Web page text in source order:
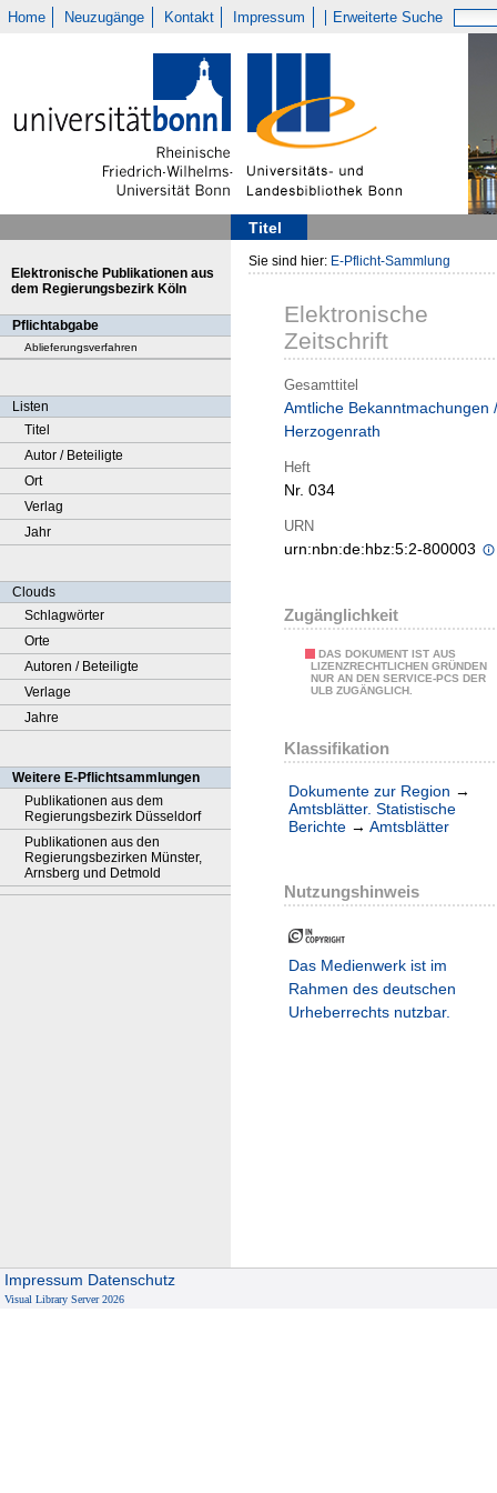
Home Neuzugänge Kontakt Impressum Erweiterte Suche
Titel
Elektronische Publikationen aus
dem Regierungsbezirk Köln
Pflichtabgabe
Ablieferungsverfahren
Listen
Titel
Autor / Beteiligte
Ort
Verlag
Jahr
Clouds
Schlagwörter
Orte
Autoren / Beteiligte
Verlage
Jahre
Weitere E-Pflichtsammlungen
Publikationen aus dem
Regierungsbezirk Düsseldorf
Publikationen aus den
Regierungsbezirken Münster,
Arnsberg und Detmold
Sie sind hier: E-Pflicht-Sammlung
Elektronische
Zeitschrift
Gesamttitel
Amtliche Bekanntmachungen /
Herzogenrath
Heft
Nr. 034
URN
urn:nbn:de:hbz:5:2-800003
Zugänglichkeit
DAS DOKUMENT IST AUS
LIZENZRECHTLICHEN GRÜNDEN
NUR AN DEN SERVICE-PCS DER
ULB ZUGÄNGLICH.
Klassifikation
Dokumente zur Region →
Amtsblätter. Statistische
Berichte → Amtsblätter
Nutzungshinweis
Das Medienwerk ist im
Rahmen des deutschen
Urheberrechts nutzbar.
Impressum Datenschutz
Visual Library Server 2026